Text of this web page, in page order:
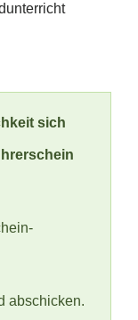
sich
abschicken.